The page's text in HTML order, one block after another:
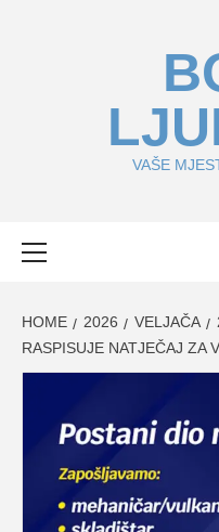
VAŠE
HOME 2026 VELJAČA
RASPISUJE NATJEČAJ ZA